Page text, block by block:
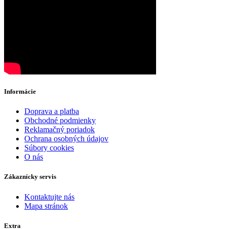
Informácie
Doprava a platba
Obchodné podmienky
Reklamačný poriadok
Ochrana osobných údajov
Súbory cookies
O nás
Zákaznícky servis
Kontaktujte nás
Mapa stránok
Extra